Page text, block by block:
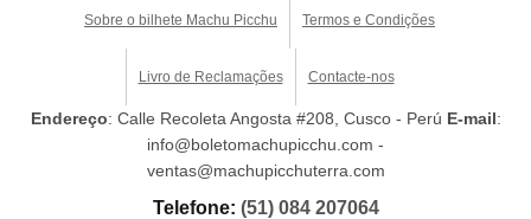
Sobre o bilhete Machu Picchu Termos e Condições
Livro de Reclamações Contacte-nos
Endereço: Calle Recoleta Angosta #208, Cusco - Perú E-mail:
info@boletomachupicchu.com -
ventas@machupicchuterra.com
Telefone: (51) 084 207064